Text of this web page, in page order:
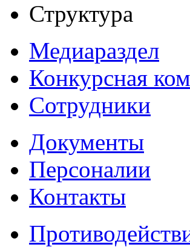
Структура
Медиараздел
Конкурсная
Сотрудники
Документы
Персоналии
Контакты